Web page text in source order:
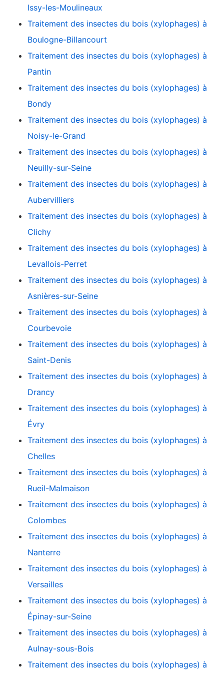
Issy-les-Moulineaux
Traitement des insectes du bois (xylophages) à
Boulogne-Billancourt
Traitement des insectes du bois (xylophages) à
Pantin
Traitement des insectes du bois (xylophages) à
Bondy
Traitement des insectes du bois (xylophages) à
Noisy-le-Grand
Traitement des insectes du bois (xylophages) à
Neuilly-sur-Seine
Traitement des insectes du bois (xylophages) à
Aubervilliers
Traitement des insectes du bois (xylophages) à
Clichy
Traitement des insectes du bois (xylophages) à
Levallois-Perret
Traitement des insectes du bois (xylophages) à
Asnières-sur-Seine
Traitement des insectes du bois (xylophages) à
Courbevoie
Traitement des insectes du bois (xylophages) à
Saint-Denis
Traitement des insectes du bois (xylophages) à
Drancy
Traitement des insectes du bois (xylophages) à
Évry
Traitement des insectes du bois (xylophages) à
Chelles
Traitement des insectes du bois (xylophages) à
Rueil-Malmaison
Traitement des insectes du bois (xylophages) à
Colombes
Traitement des insectes du bois (xylophages) à
Nanterre
Traitement des insectes du bois (xylophages) à
Versailles
Traitement des insectes du bois (xylophages) à
Épinay-sur-Seine
Traitement des insectes du bois (xylophages) à
Aulnay-sous-Bois
Traitement des insectes du bois (xylophages) à